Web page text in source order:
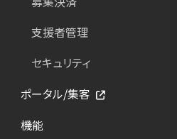
支援者管理
セキュリティ
ポータル/集客
機能